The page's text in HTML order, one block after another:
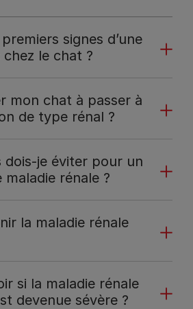
signes d’une
chez le chat ?
mon chat à passer à
de type rénal ?
dois-je éviter pour un
rénale ?
la maladie rénale
si la maladie rénale
devenue sévère ?